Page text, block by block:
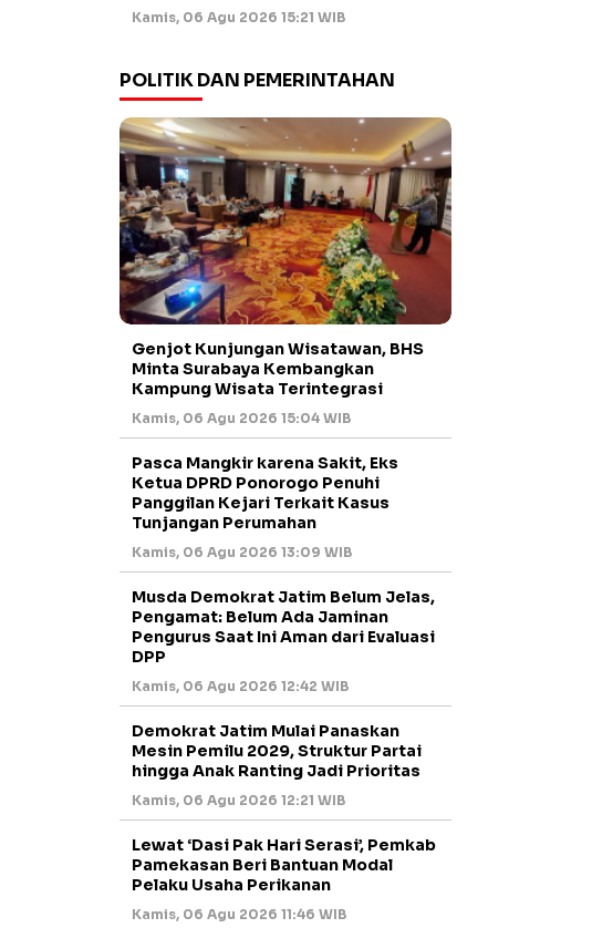
Kamis, 06 Agu 2026 15:21 WIB
POLITIK DAN PEMERINTAHAN
Genjot Kunjungan Wisatawan, BHS
Minta Surabaya Kembangkan
Kampung Wisata Terintegrasi
Kamis, 06 Agu 2026 15:04 WIB
Pasca Mangkir karena Sakit, Eks
Ketua DPRD Ponorogo Penuhi
Panggilan Kejari Terkait Kasus
Tunjangan Perumahan
Kamis, 06 Agu 2026 13:09 WIB
Musda Demokrat Jatim Belum Jelas,
Pengamat: Belum Ada Jaminan
Pengurus Saat Ini Aman dari Evaluasi
DPP
Kamis, 06 Agu 2026 12:42 WIB
Demokrat Jatim Mulai Panaskan
Mesin Pemilu 2029, Struktur Partai
hingga Anak Ranting Jadi Prioritas
Kamis, 06 Agu 2026 12:21 WIB
Lewat ‘Dasi Pak Hari Serasi’, Pemkab
Pamekasan Beri Bantuan Modal
Pelaku Usaha Perikanan
Kamis, 06 Agu 2026 11:46 WIB